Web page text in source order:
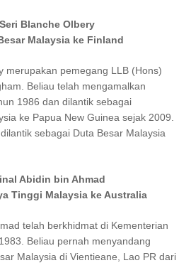
Blanche Olbery
Malaysia ke Finland
merupakan pemegang LLB (Hons)
Beliau telah mengamalkan
1986 dan dilantik sebagai
ke Papua New Guinea sejak 2009.
sebagai Duta Besar Malaysia
Abidin bin Ahmad
Tinggi Malaysia ke Australia
telah berkhidmat di Kementerian
Beliau pernah menyandang
Malaysia di Vientieane, Lao PR dari